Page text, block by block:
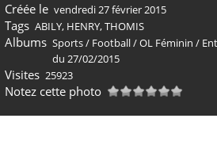
Créée le vendredi 27 février 2015
Tags ABILY, HENRY,THOMIS
Albums Sports/ Football/OL Féminin /
du 27/02/2015
Visites 25923
Notez cette photo